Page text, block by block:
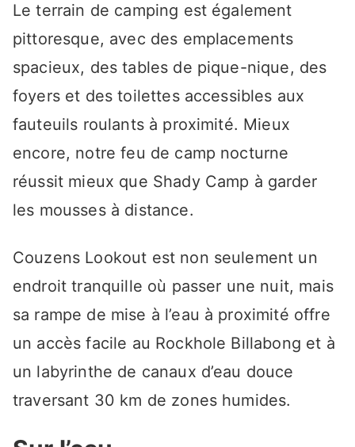
Le terrain de camping est également
pittoresque, avec des emplacements
spacieux, des tables de pique-nique, des
foyers et des toilettes accessibles aux
fauteuils roulants à proximité. Mieux
encore, notre feu de camp nocturne
réussit mieux que Shady Camp à garder
les mousses à distance.
Couzens Lookout est non seulement un
endroit tranquille où passer une nuit, mais
sa rampe de mise à l’eau à proximité offre
un accès facile au Rockhole Billabong et à
un labyrinthe de canaux d’eau douce
traversant 30 km de zones humides.